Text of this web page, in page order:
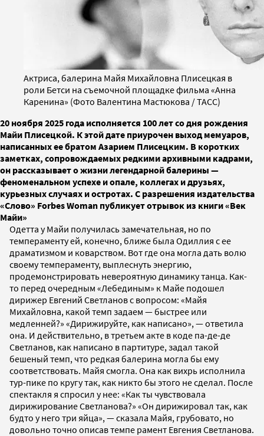
Актриса, балерина Майя Михайловна Плисецкая в
роли Бетси на съемочной площадке фильма «Анна
Каренина» (Фото Валентина Мастюкова / ТАСС)
20 ноября 2025 года исполняется 100 лет со дня рождения
Майи Плисецкой. К этой дате приурочен выход мемуаров,
написанных ее братом Азарием Плисецким. В коротких
заметках, сопровождаемых редкими архивными кадрами,
он рассказывает о жизни легендарной балерины —
феноменальном успехе и опале, коллегах и друзьях,
курьезных случаях и остротах. С разрешения издательства
«Слово» Forbes Woman публикует отрывок из книги «Век
Майи»
Одетта у Майи получилась замечательная, но по
темпераменту ей, конечно, ближе была Одиллия с ее
драматизмом и коварством. Вот где она могла дать волю
своему темпераменту, выплеснуть энергию,
продемонстрировать невероятную динамику танца. Как-
то перед очередным «Лебединым» к Майе подошел
дирижер Евгений Светланов с вопросом: «Майя
Михайловна, какой темп задаем — быстрее или
медленней?» «Дирижируйте, как написано», — ответила
она. И действительно, в третьем акте в коде па-де-де
Светланов, как написано в партитуре, задал такой
бешеный темп, что редкая балерина могла бы ему
соответствовать. Майя смогла. Она как вихрь исполнила
тур-пике по кругу так, как никто бы этого не сделал. После
спектакля я спросил у нее: «Как ты чувствовала
дирижирование Светланова?» «Он дирижировал так, как
будто у него три яйца», — сказала Майя, грубовато, но
довольно точно описав темпе рамент Евгения Светланова.